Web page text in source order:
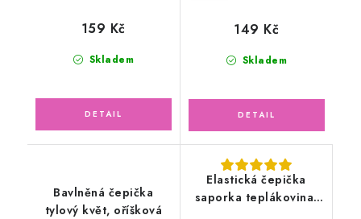
Skladem
159 Kč
Skladem
149 Kč
Bavlněná čepička
tylový květ, oříšková
Elastická čepička
saporka teplákovina,